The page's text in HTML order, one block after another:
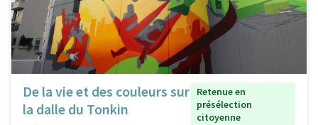
De la vie et des couleurs sur
la dalle du Tonkin
Retenue en
présélection
citoyenne